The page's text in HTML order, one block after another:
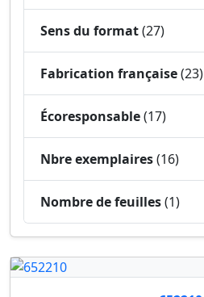
Sens du format(27)
Fabrication française(23)
Écoresponsable(17)
Nbre exemplaires(16)
Nombre de feuilles(1)
652210